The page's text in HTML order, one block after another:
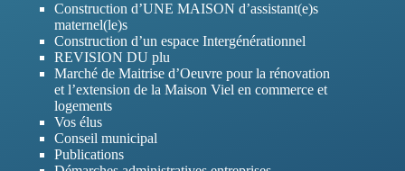
Construction d’UNE MAISON d’assistant(e)s
maternel(le)s
Construction d’un espace Intergénérationnel
REVISION DU plu
Marché de Maitrise d’Oeuvre pour la rénovation
et l’extension de la Maison Viel en commerce et
logements
Vos élus
Conseil municipal
Publications